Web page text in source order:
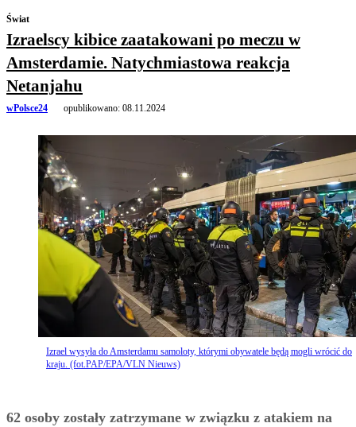
Świat
Izraelscy kibice zaatakowani po meczu w
Amsterdamie. Natychmiastowa reakcja
Netanjahu
wPolsce24 opublikowano: 08.11.2024
Izrael wysyła do Amsterdamu samoloty, którymi obywatele będą mogli wrócić do
kraju. (fot.PAP/EPA/VLN Nieuws)
62 osoby zostały zatrzymane w związku z atakiem na